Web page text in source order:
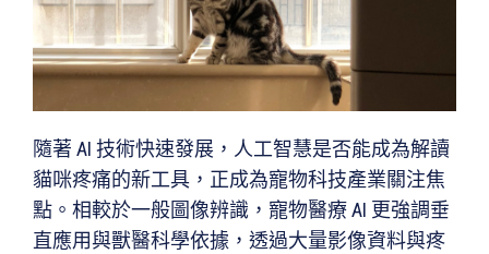
隨著 AI 技術快速發展，人工智慧是否能成為解讀
貓咪疼痛的新工具，正成為寵物科技產業關注焦
點。相較於一般圖像辨識，寵物醫療 AI 更強調垂
直應用與獸醫科學依據，透過大量影像資料與疼